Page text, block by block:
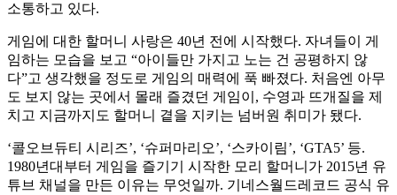
소통하고 있다.
게임에 대한 할머니 사랑은 40년 전에 시작했다. 자녀들이 게
임하는 모습을 보고 “아이들만 가지고 노는 건 공평하지 않
다”고 생각했을 정도로 게임의 매력에 푹 빠졌다. 처음엔 아무
도 보지 않는 곳에서 몰래 즐겼던 게임이, 수영과 뜨개질을 제
치고 지금까지도 할머니 곁을 지키는 넘버원 취미가 됐다.
‘콜오브듀티 시리즈’, ‘슈퍼마리오’, ‘스카이림’, ‘GTA5’ 등.
1980년대부터 게임을 즐기기 시작한 모리 할머니가 2015년 유
튜브 채널을 만든 이유는 무엇일까. 기네스월드레코드 공식 유